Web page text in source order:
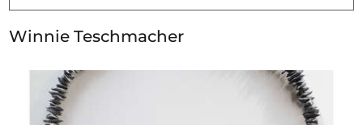
Winnie Teschmacher